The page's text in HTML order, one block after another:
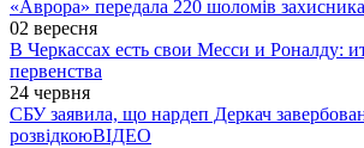
«Аврора» передала 220 шоломів
02 вересня
В Черкассах есть свои Месси и Роналду:
первенства
24 червня
СБУ заявила, що нардеп Деркач
розвідкоюВІДЕО